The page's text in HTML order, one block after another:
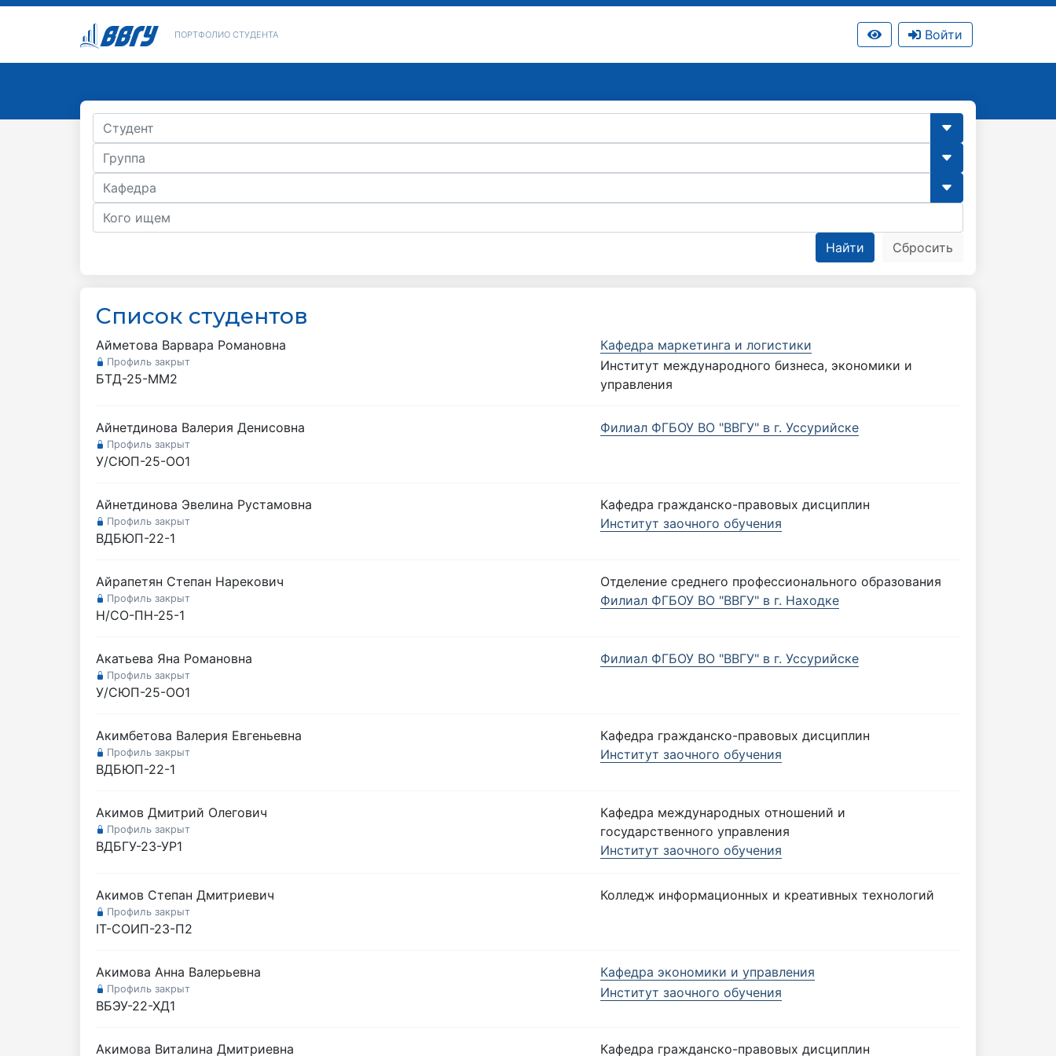
ПОРТФОЛИО СТУДЕНТА Войти
Список студентов
Айметова Варвара Романовна
Профиль закрыт
БТД-25-ММ2
Кафедра маркетинга и логистики
Институт международного бизнеса, экономики и
управления
Айнетдинова Валерия Денисовна
Профиль закрыт
У/СЮП-25-ОО1
Филиал ФГБОУ ВО "ВВГУ" в г. Уссурийске
Айнетдинова Эвелина Рустамовна
Профиль закрыт
ВДБЮП-22-1
Кафедра гражданско-правовых дисциплин
Институт заочного обучения
Айрапетян Степан Нарекович
Профиль закрыт
Н/СО-ПН-25-1
Отделение среднего профессионального образования
Филиал ФГБОУ ВО "ВВГУ" в г. Находке
Акатьева Яна Романовна
Профиль закрыт
У/СЮП-25-ОО1
Филиал ФГБОУ ВО "ВВГУ" в г. Уссурийске
Акимбетова Валерия Евгеньевна
Профиль закрыт
ВДБЮП-22-1
Кафедра гражданско-правовых дисциплин
Институт заочного обучения
Акимов Дмитрий Олегович
Профиль закрыт
ВДБГУ-23-УР1
Кафедра международных отношений и
государственного управления
Институт заочного обучения
Акимов Степан Дмитриевич
Профиль закрыт
IT-СОИП-23-П2
Колледж информационных и креативных технологий
Акимова Анна Валерьевна
Профиль закрыт
ВБЭУ-22-ХД1
Кафедра экономики и управления
Институт заочного обучения
Акимова Виталина Дмитриевна Кафедра гражданско-правовых дисциплин